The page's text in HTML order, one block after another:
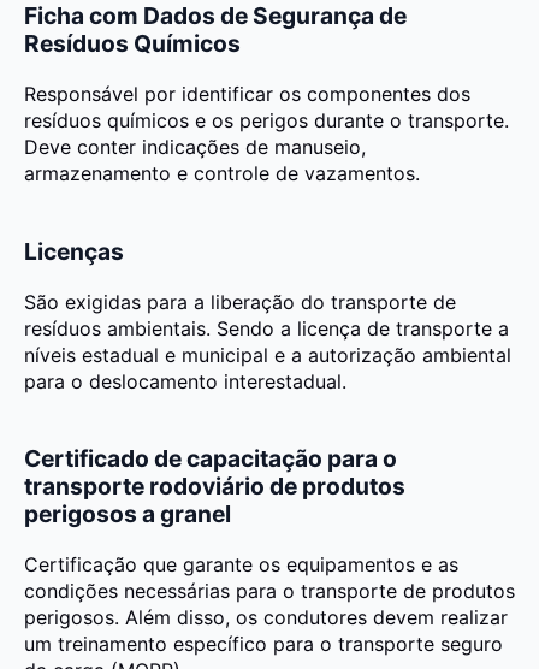
Ficha com Dados de Segurança de
Resíduos Químicos
Responsável por identificar os componentes dos
resíduos químicos e os perigos durante o transporte.
Deve conter indicações de manuseio,
armazenamento e controle de vazamentos.
Licenças
São exigidas para a liberação do transporte de
resíduos ambientais. Sendo a licença de transporte a
níveis estadual e municipal e a autorização ambiental
para o deslocamento interestadual.
Certificado de capacitação para o
transporte rodoviário de produtos
perigosos a granel
Certificação que garante os equipamentos e as
condições necessárias para o transporte de produtos
perigosos. Além disso, os condutores devem realizar
um treinamento específico para o transporte seguro